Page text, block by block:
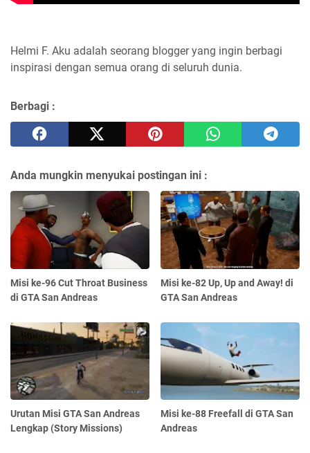
Helmi F. Aku adalah seorang blogger yang ingin berbagi
inspirasi dengan semua orang di seluruh dunia.
Berbagi :
Anda mungkin menyukai postingan ini :
Misi ke-96 Cut Throat Business
di GTA San Andreas
Misi ke-82 Up, Up and Away! di
GTA San Andreas
Urutan Misi GTA San Andreas
Lengkap (Story Missions)
Misi ke-88 Freefall di GTA San
Andreas